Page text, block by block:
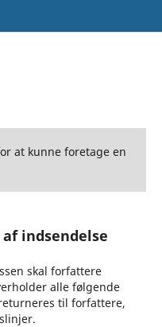
at kunne foretage en
indsendelse
skal forfattere
alle følgende
til forfattere,